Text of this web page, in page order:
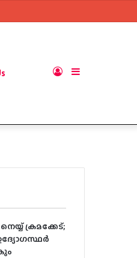
Sidebar
Log
ക്രമക്കേട്;